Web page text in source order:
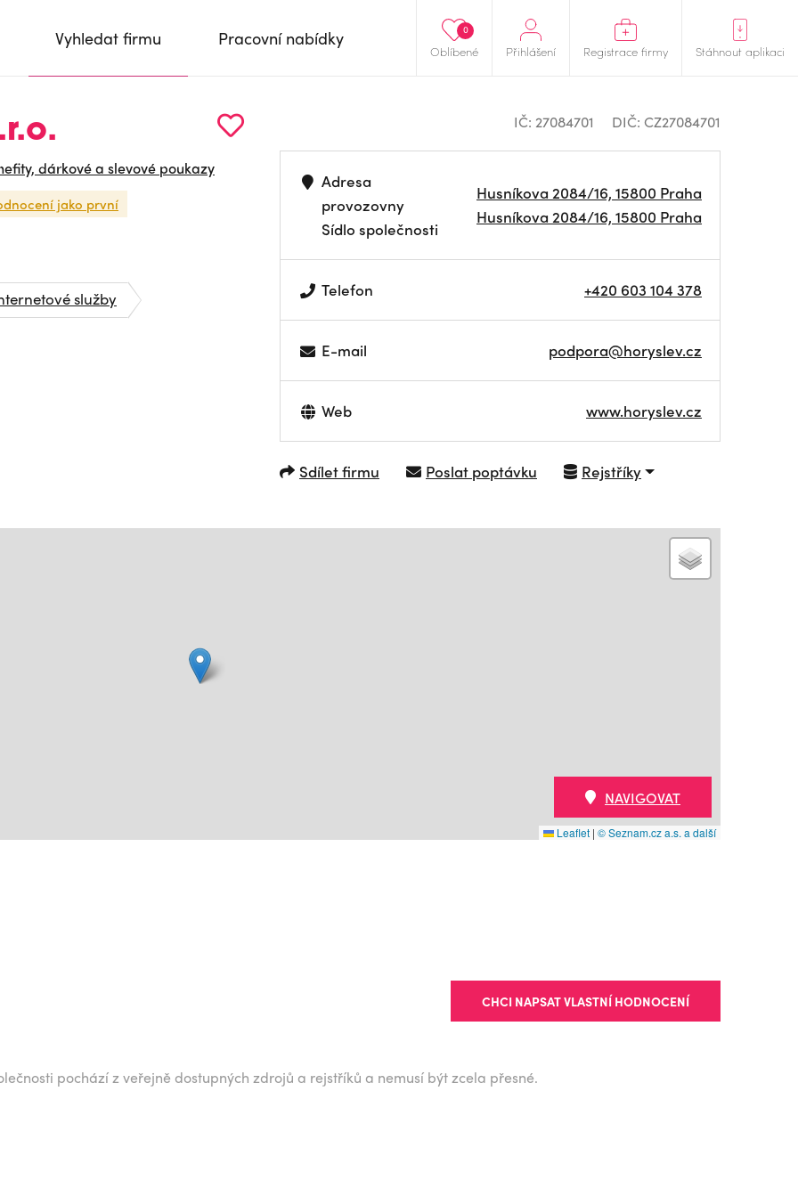
Oblíbené
0
Přihlášení Registrace firmy Stáhnout aplikaci
Vyhledat firmu Pracovní nabídky
dárkové a slevové poukazy
jako první
služby
IČ: 27084701 DIČ: CZ27084701
Adresa
provozovny
Sídlo společnosti
Husníkova 2084/16, 15800 Praha
Husníkova 2084/16, 15800 Praha
Telefon +420 603 104 378
E-mail podpora@horyslev.cz
Web www.horyslev.cz
Sdílet firmu Poslat poptávku Rejstříky
Leaflet | © Seznam.cz a.s. a další
NAVIGOVAT
CHCI NAPSAT VLASTNÍ HODNOCENÍ
pochází z veřejně dostupných zdrojů a rejstříků a nemusí být zcela přesné.